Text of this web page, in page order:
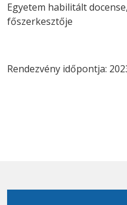
Egyetem habilitált
főszerkesztője
Rendezvény időpontja: